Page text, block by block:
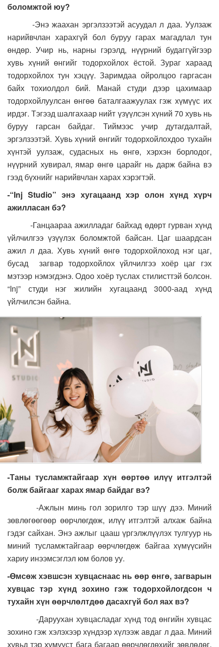
боломжтой юу?
-Энэ жаахан эргэлзээтэй асуудал л даа. Уулзаж
нарийвчлан харахгүй бол буруу гарах магадлал тун
өндөр. Учир нь, нарны гэрэлд, нүүрний будаггүйгээр
хувь хүний өнгийг тодорхойлох ёстой. Зураг хараад
тодорхойлох тун хэцүү. Заримдаа ойролцоо гаргасан
байх тохиолдол бий. Манай студи дээр цахимаар
тодорхойлуулсан өнгөө баталгаажуулах гэж хүмүүс их
ирдэг. Тэгээд шалгахаар нийт үзүүлсэн хүний 70 хувь нь
буруу гарсан байдаг. Тиймээс учир дутагдалтай,
эргэлзээтэй. Хувь хүний өнгийг тодорхойлохдоо тухайн
хүнтэй уулзаж, судасных нь өнгө, хэрхэн борлодог,
нүүрний хувирал, ямар өнгө царайг нь дарж байна вэ
гээд бүхнийг нарийвчлан харах хэрэгтэй.
-“Inj Studio” энэ хугацаанд хэр олон хүнд хүрч
ажилласан бэ?
-Ганцаараа ажилладаг байхад өдөрт гурван хүнд
үйлчилгээ үзүүлэх боломжтой байсан. Цаг шаардсан
ажил л даа. Хувь хүний өнгө тодорхойлоход нэг цаг,
бусад загвар тодорхойлох үйлчилгээ хоёр цаг гэх
мэтээр нэмэгдэнэ. Одоо хоёр туслах стилисттэй болсон.
“Inj” студи нэг жилийн хугацаанд 3000-аад хүнд
үйлчилсэн байна.
-Таны тусламжтайгаар хүн өөртөө илүү итгэлтэй
болж байгааг харах ямар байдаг вэ?
-Ажлын минь гол зорилго тэр шүү дээ. Миний
зөвлөгөөгөөр өөрчлөгдөж, илүү итгэлтэй алхаж байна
гэдэг сайхан. Энэ ажлыг цааш үргэлжлүүлэх тулгуур нь
миний тусламжтайгаар өөрчлөгдөж байгаа хүмүүсийн
хариу инээмсэглэл юм болов уу.
-Өмсөж хэвшсэн хувцаснаас нь өөр өнгө, загварын
хувцас тэр хүнд зохино гэж тодорхойлогдсон ч
тухайн хүн өөрчлөлтдөө дасахгүй бол яах вэ?
-Даруухан хувцасладаг хүнд тод өнгийн хувцас
зохино гэж хэлэхээр хүндээр хүлээж авдаг л даа. Миний
хувьд тэр хүмүүст бага багаар өөрчлөгдөхийг зөвлөдөг.